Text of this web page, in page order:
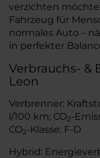
verzichten
Fahrzeug für
normales Auto –
in perfekter
Verbrauchs- &
Leon
Verbrenner:
l/100 km; CO2-
CO2-Klasse: F-D
Hybrid: